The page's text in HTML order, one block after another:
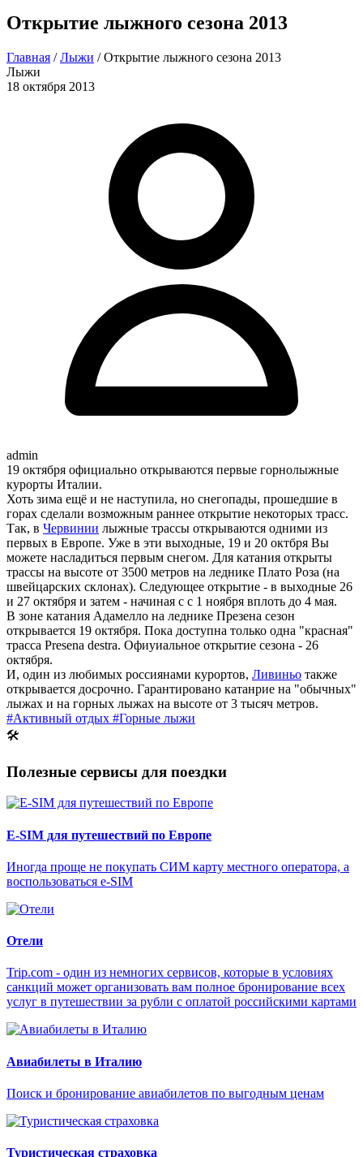
Открытие лыжного сезона 2013
Главная / Лыжи / Открытие лыжного сезона 2013
Лыжи
18 октября 2013
admin
19 октября официально открываются первые горнолыжные
курорты Италии.
Хоть зима ещё и не наступила, но снегопады, прошедшие в
горах сделали возможным раннее открытие некоторых трасс.
Так, в Червинии лыжные трассы открываются одними из
первых в Европе. Уже в эти выходные, 19 и 20 октбря Вы
можете насладиться первым снегом. Для катания открыты
трассы на высоте от 3500 метров на леднике Плато Роза (на
швейцарских склонах). Следующее открытие - в выходные 26
и 27 октября и затем - начиная с с 1 ноября вплоть до 4 мая.
В зоне катания Адамелло на леднике Презена сезон
открывается 19 октября. Пока доступна только одна "красная"
трасса Presena destra. Офиуиальное открытие сезона - 26
октября.
И, один из любимых россиянами курортов, Ливиньо также
открывается досрочно. Гарантировано катанрие на "обычных"
лыжах и на горных лыжах на высоте от 3 тысяч метров.
#Активный отдых #Горные лыжи
🛠
Полезные сервисы для поездки
E-SIM для путешествий по Европе
Иногда проще не покупать СИМ карту местного оператора, а
воспользоваться e-SIM
Отели
Trip.com - один из немногих сервисов, которые в условиях
санкций может организовать вам полное бронирование всех
услуг в путешествии за рубли с оплатой российскими картами
Авиабилеты в Италию
Поиск и бронирование авиабилетов по выгодным ценам
Туристическая страховка